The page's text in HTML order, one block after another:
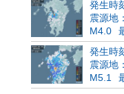
発生時
震源地
M4.0
発生時
震源地
M5.1